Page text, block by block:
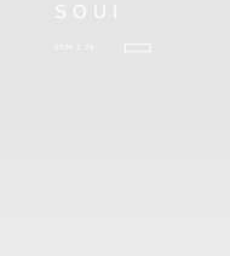
SOUI